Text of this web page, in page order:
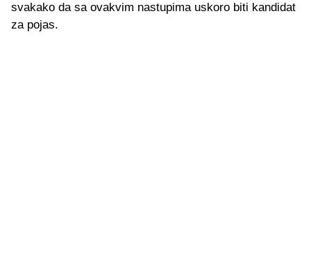
svakako da sa ovakvim nastupima uskoro biti kandidat
za pojas.